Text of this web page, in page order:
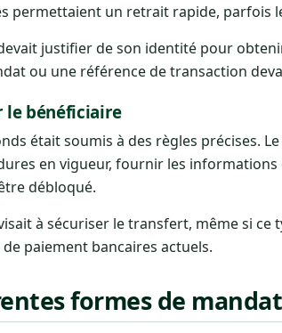
permettaient un retrait rapide, parfois
justifier de son identité pour
ou une référence de transaction
le bénéficiaire
était soumis à des règles précises.
en vigueur, fournir les informations
débloqué.
à sécuriser le transfert, même si
paiement bancaires actuels.
formes de